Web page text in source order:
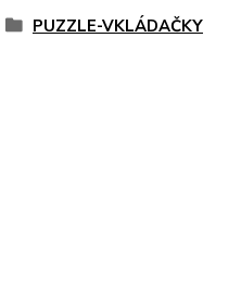
PUZZLE-VKLÁDAČKY